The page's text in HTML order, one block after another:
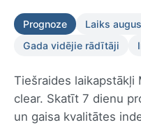
Prognoze Laiks
Gada vidējie rādītāji
Tiešraides laikapstākļi
clear. Skatīt 7 dienu
un gaisa kvalitātes